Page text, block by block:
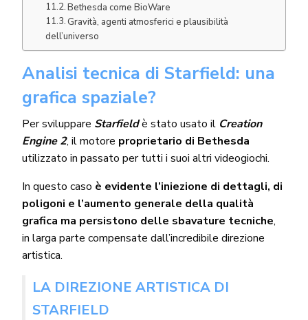
Bethesda come BioWare
Gravità, agenti atmosferici e plausibilità
dell’universo
Analisi tecnica di Starfield: una
grafica spaziale?
Per sviluppare Starfieldè stato usato il Creation
Engine 2, il motore proprietario di Bethesda
utilizzato in passato per tutti i suoi altri videogiochi.
In questo caso è evidente l’iniezione di dettagli, di
poligoni e l’aumento generale della qualità
grafica ma persistono delle sbavature tecniche,
in larga parte compensate dall’incredibile direzione
artistica.
LA DIREZIONE ARTISTICA DI
STARFIELD